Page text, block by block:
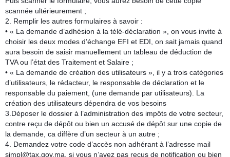
scannée ultérieurement ;
2. Remplir les autres formulaires à savoir :
• « La demande d’adhésion à la télé-déclaration », on vous invite à
choisir les deux modes d’échange EFI et EDI, on sait jamais quand
aura besoin de saisir manuellement un tableau de déduction de
TVA ou l’état des Traitement et Salaire ;
• « La demande de création des utilisateurs », il y a trois catégories
d’utilisateurs, le rédacteur, le responsable de déclaration et le
responsable du paiement, (une demande par utilisateurs). La
création des utilisateurs dépendra de vos besoins
3.Déposer le dossier à l’administration des impôts de votre secteur,
contre reçu de dépôt ou bien un accusé de dépôt sur une copie de
la demande, ca diffère d’un secteur à un autre ;
4. Demandez votre code d’accès non adhérant à l’adresse mail
simpl@tax.gov.ma, si vous n’avez pas reçus de notification ou bien